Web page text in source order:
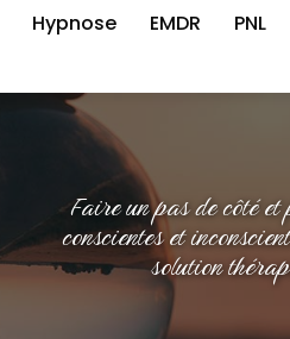
Hypnose EMDR PNL
Faire un pas de côté
conscientes et
solution